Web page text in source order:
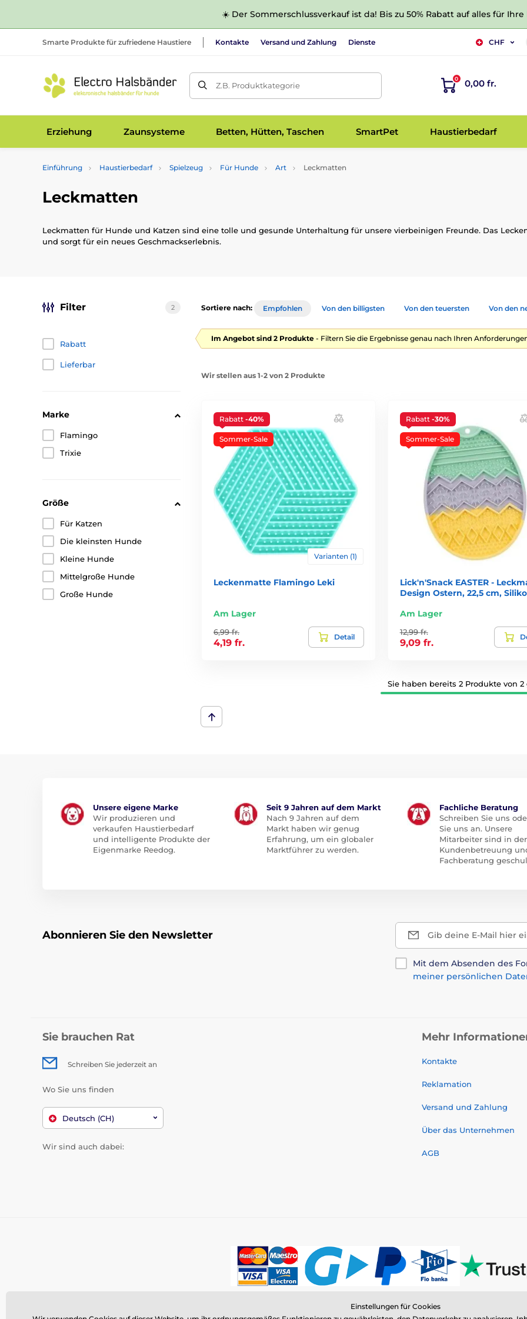
☀️ Der Sommerschlussverkauf ist da! Bis zu 50% Rabatt auf alles für Ihre
Smarte Produkte für zufriedene Haustiere Kontakte Versand und Zahlung Dienste CHF
Z.B. Produktkategorie
0 0,00 fr.
Erziehung Zaunsysteme Betten, Hütten, Taschen SmartPet Haustierbedarf
Einführung Haustierbedarf Spielzeug Für Hunde Art Leckmatten
Leckmatten
Leckmatten für Hunde und Katzen sind eine tolle und gesunde Unterhaltung für unsere vierbeinigen Freunde. Das
und sorgt für ein neues Geschmackserlebnis.
Filter 2
Rabatt
Lieferbar
Marke
Flamingo
Trixie
Größe
Für Katzen
Die kleinsten Hunde
Kleine Hunde
Mittelgroße Hunde
Große Hunde
Sortiere nach: Empfohlen Von den billigsten Von den teuersten Von den
Im Angebot sind 2 Produkte - Filtern Sie die Ergebnisse genau nach Ihren
Wir stellen aus 1-2 von 2 Produkte
Rabatt -40%
Sommer-Sale
Varianten (1)
Leckenmatte Flamingo Leki
Am Lager
6,99 fr.
4,19 fr.
Detail
Rabatt -30%
Sommer-Sale
Lick'n'Snack EASTER -
Design Ostern, 22,5 cm,
Am Lager
12,99 fr.
9,09 fr.
Sie haben bereits 2 Produkte von 2
Unsere eigene Marke
Wir produzieren und
verkaufen Haustierbedarf
und intelligente Produkte der
Eigenmarke Reedog.
Seit 9 Jahren auf dem Markt
Nach 9 Jahren auf dem
Markt haben wir genug
Erfahrung, um ein globaler
Marktführer zu werden.
Fachliche Beratung
Schreiben Sie uns
Sie uns an. Unsere
Mitarbeiter sind in der
Kundenbetreuung
Fachberatung
Abonnieren Sie den Newsletter Gib deine E-Mail hier
Mit dem Absenden des
meiner persönlichen
Sie brauchen Rat
Schreiben Sie jederzeit an
Wo Sie uns finden
Deutsch (CH)
Wir sind auch dabei:
Mehr
Kontakte
Reklamation
Versand und Zahlung
Über das Unternehmen
AGB
© 2026 www.elektro-halsbander.ch ⦁ E-Shop erstellt von
Einstellungen für Cookies